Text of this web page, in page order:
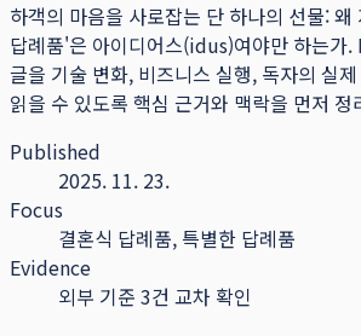
하객의 마음을 사로잡는 단 하나의 선물: 왜
답례품'은 아이디어스(idus)여야만 하는가.
글을 기술 변화, 비즈니스 실행, 독자의 실
읽을 수 있도록 핵심 근거와 맥락을 먼저 정
Published
2025. 11. 23.
Focus
결혼식 답례품, 특별한 답례품
Evidence
외부 기준 3건 교차 확인